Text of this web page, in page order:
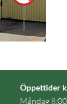
Öppettider
Måndag